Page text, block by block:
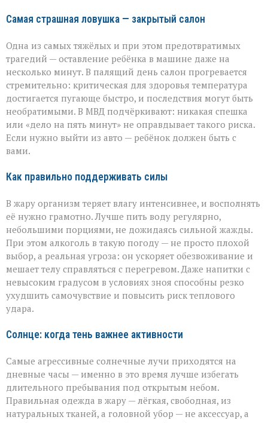
Самая страшная ловушка — закрытый салон
Одна из самых тяжёлых и при этом предотвратимых
трагедий — оставление ребёнка в машине даже на
несколько минут. В палящий день салон прогревается
стремительно: критическая для здоровья температура
достигается пугающе быстро, и последствия могут быть
необратимыми. В МВД подчёркивают: никакая спешка
или «дело на пять минут» не оправдывает такого риска.
Если нужно выйти из авто — ребёнок должен быть с
вами.
Как правильно поддерживать силы
В жару организм теряет влагу интенсивнее, и восполнять
её нужно грамотно. Лучше пить воду регулярно,
небольшими порциями, не дожидаясь сильной жажды.
При этом алкоголь в такую погоду — не просто плохой
выбор, а реальная угроза: он ускоряет обезвоживание и
мешает телу справляться с перегревом. Даже напитки с
невысоким градусом в условиях зноя способны резко
ухудшить самочувствие и повысить риск теплового
удара.
Солнце: когда тень важнее активности
Самые агрессивные солнечные лучи приходятся на
дневные часы — именно в это время лучше избегать
длительного пребывания под открытым небом.
Правильная одежда в жару — лёгкая, свободная, из
натуральных тканей, а головной убор — не аксессуар, а